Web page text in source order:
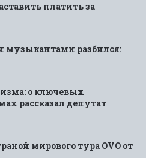
платить за
музыкантами разбился:
о ключевых
рассказал депутат
мирового тура OVO от